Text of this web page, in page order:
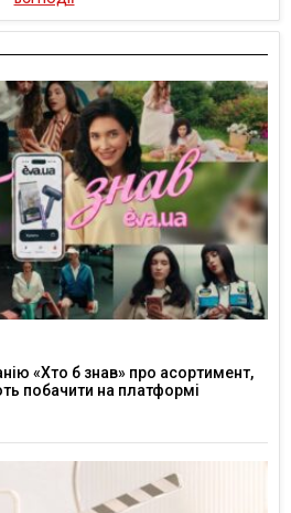
«Хто б знав» про асортимент,
побачити на платформі